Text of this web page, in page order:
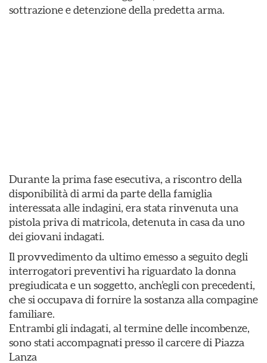
sottrazione e detenzione della predetta arma.
Durante la prima fase esecutiva, a riscontro della
disponibilità di armi da parte della famiglia
interessata alle indagini, era stata rinvenuta una
pistola priva di matricola, detenuta in casa da uno
dei giovani indagati.
Il provvedimento da ultimo emesso a seguito degli
interrogatori preventivi ha riguardato la donna
pregiudicata e un soggetto, anch’egli con precedenti,
che si occupava di fornire la sostanza alla compagine
familiare.
Entrambi gli indagati, al termine delle incombenze,
sono stati accompagnati presso il carcere di Piazza
Lanza